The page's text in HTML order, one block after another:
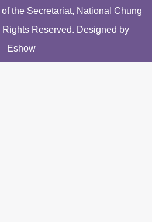
the Secretariat, National Chung
Reserved. Designed by
Eshow